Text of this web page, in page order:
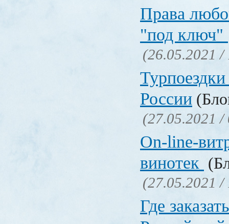
Права
"под ключ"
(26.05.2021 /
России
(27.05.2021 /
On-line-
винотек
(27.05.2021 /
Где